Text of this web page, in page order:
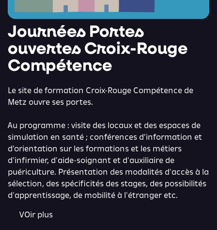
Journées Portes
ouvertes Croix-Rouge
Compétence
Le site de formation Croix-Rouge Compétence de
Metz ouvre ses portes.
Au programme : visite des locaux et des espaces de
simulation en santé ; conférences d’information et
d’orientation sur les formations et les métiers
d'infirmier, d'aide-soignant et d'auxiliaire de
puériculture. Présentation des modalités d'accès à la
sélection, des spécificités des stages, des possibilités
d'apprentissage, de mobilité à l'étranger etc.
VOir plus